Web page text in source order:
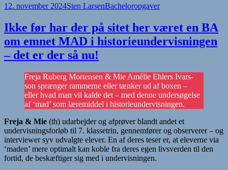
Udgivet
12. november 2024Forfatter
Sten LarsenKategorier
Bacheloropgaver
Ikke før har der på sitet her været en BA
om emnet MAD i historieundervisningen
– det er der så nu!
Freja Ruberg Mortensen & Mie Amélie Ehlers Ivars-
son sprænger rammerne eller tænker ud af boxen –
eller hvad man vil kalde det – med denne undersøgelse
af ‘mad’ som læremiddel i historieundervisningen.
Freja & Mie (th) udarbejder og afprøver blandt andet et
undervisningsforløb til 7. klassetrin, gennemfører og observerer – og
interviewer syv udvalgte elever. En af deres teser er, at eleverne via
‘maden’ mere optimalt kan koble fra deres egen livsverden til den
fortid, de beskæftiger sig med i undervisningen.